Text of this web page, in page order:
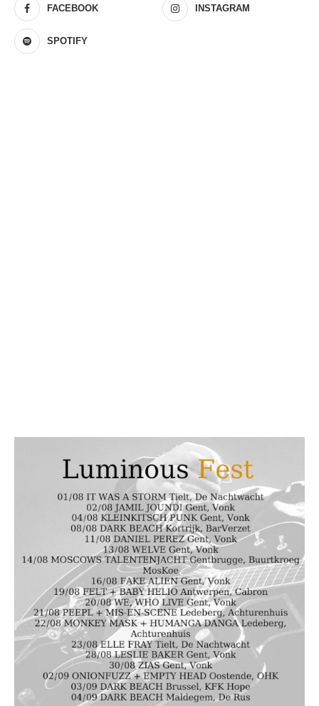
FACEBOOK INSTAGRAM
SPOTIFY